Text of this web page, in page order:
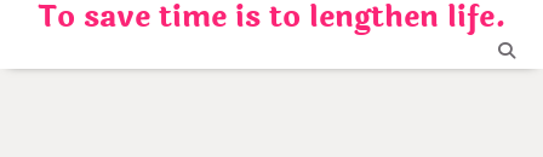
content
To save time is to lengthen life.